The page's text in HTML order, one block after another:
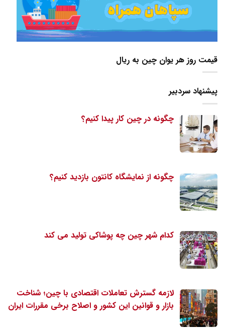
قیمت روز هر یوان چین به ریال
پیشنهاد سردبیر
چگونه در چین کار پیدا کنیم؟
چگونه از نمایشگاه کانتون بازدید کنیم؟
کدام شهر چین چه پوشاکی تولید می کند
لازمه گسترش تعاملات اقتصادی با چین؛ شناخت
بازار و قوانین این کشور و اصلاح برخی مقررات ایران